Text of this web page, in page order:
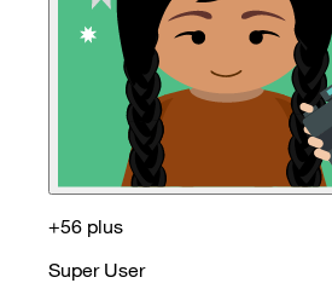
+56 plus
Super User